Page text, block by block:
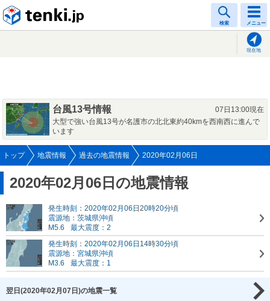
検索 メニュー
現在地
台風13号情報
07日13:00現在
大型で強い台風13号が名護市の北北東約40kmを西南西に進んで
います
トップ 地震情報 過去の地震情報 2020年02月06日
2020年02月06日の地震情報
発生時刻：2020年02月06日20時20分頃
震源地：茨城県沖頃
M5.6
最大震度：2
発生時刻：2020年02月06日14時30分頃
震源地：宮城県沖頃
M3.6
最大震度：1
翌日(2020年02月07日)の地震一覧